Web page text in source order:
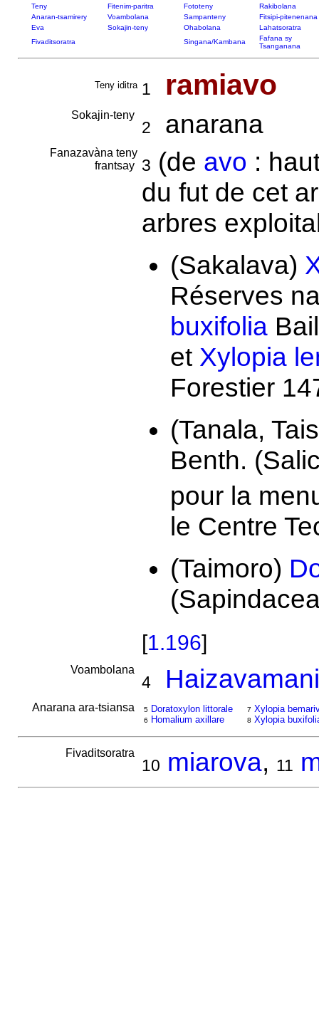
Teny Fitenim-paritra Fototeny
Rakibolana
Anaran-tsamirery
Voambolana Sampanteny
Fitsipi-pitenenana
Eva
Sokajin-teny Ohabolana
Lahatsoratra
Fivaditsoratra
Singana/Kambana
Fafana sy
Tsanganana
Teny iditra 1 ramiavo
Sokajin-teny
2 anarana
Fanazavàna teny
frantsay
3 (de avo :
du fut de cet
arbres
(Sakalava)
Réserves
buxifolia
et Xylopia
Forestier
(Tanala,
Benth.
pour la
le Centre
(Taimoro)
[1.196]
Voambolana
4
Anarana ara-tsiansa 5 Doratoxylon littorale
6 Homalium axillare
7 Xylopia
8 Xylopia
Fivaditsoratra
10 miarova, 11